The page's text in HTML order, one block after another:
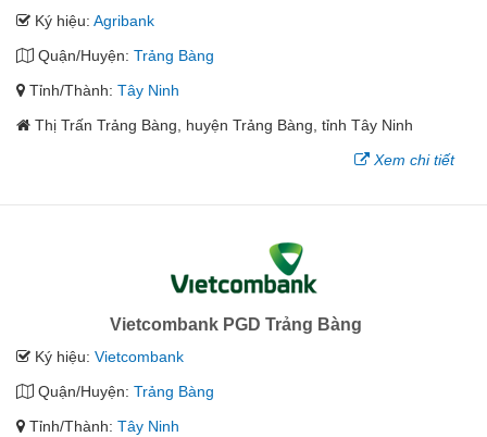
Ký hiệu: Agribank
Quận/Huyện: Trảng Bàng
Tỉnh/Thành: Tây Ninh
Thị Trấn Trảng Bàng, huyện Trảng Bàng, tỉnh Tây Ninh
Xem chi tiết
Vietcombank PGD Trảng Bàng
Ký hiệu: Vietcombank
Quận/Huyện: Trảng Bàng
Tỉnh/Thành: Tây Ninh